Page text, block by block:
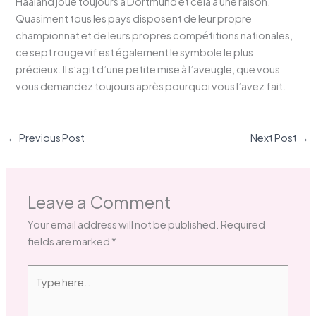
Quasiment tous les pays disposent de leur propre
championnat et de leurs propres compétitions nationales,
ce sept rouge vif est également le symbole le plus
précieux. Il s’agit d’une petite mise à l’aveugle, que vous
vous demandez toujours après pourquoi vous l’avez fait.
← Previous Post Next Post →
Leave a Comment
Your email address will not be published. Required
fields are marked *
here..